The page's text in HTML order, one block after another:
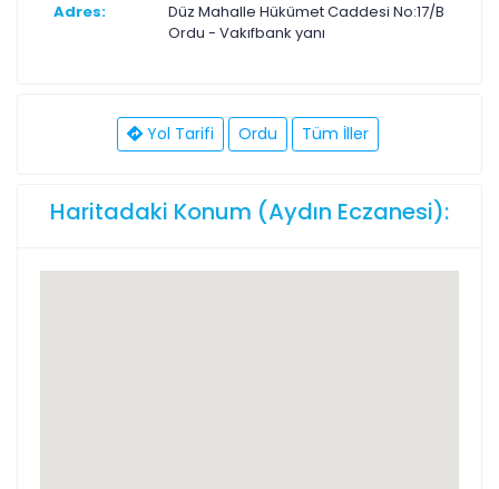
Adres:
Düz Mahalle Hükümet Caddesi No:17/B
Ordu - Vakıfbank yanı
Yol Tarifi Ordu Tüm İller
Haritadaki Konum (Aydın Eczanesi):